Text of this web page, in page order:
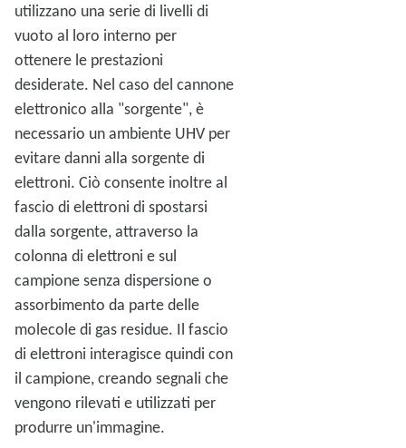
utilizzano una serie di livelli di
vuoto al loro interno per
ottenere le prestazioni
desiderate. Nel caso del cannone
elettronico alla "sorgente", è
necessario un ambiente UHV per
evitare danni alla sorgente di
elettroni. Ciò consente inoltre al
fascio di elettroni di spostarsi
dalla sorgente, attraverso la
colonna di elettroni e sul
campione senza dispersione o
assorbimento da parte delle
molecole di gas residue. Il fascio
di elettroni interagisce quindi con
il campione, creando segnali che
vengono rilevati e utilizzati per
produrre un'immagine.